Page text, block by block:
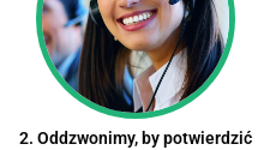
2. Oddzwonimy, by potwierdzić